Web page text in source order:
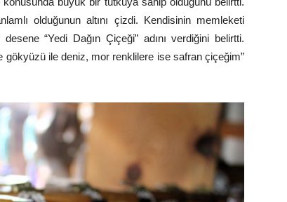
olduğunun altını çizdi. Kendisinin memleketi
“Yedi Dağın Çiçeği” adını verdiğini belirtti.
gökyüzü ile deniz, mor renklilere ise safran çiçeğim”